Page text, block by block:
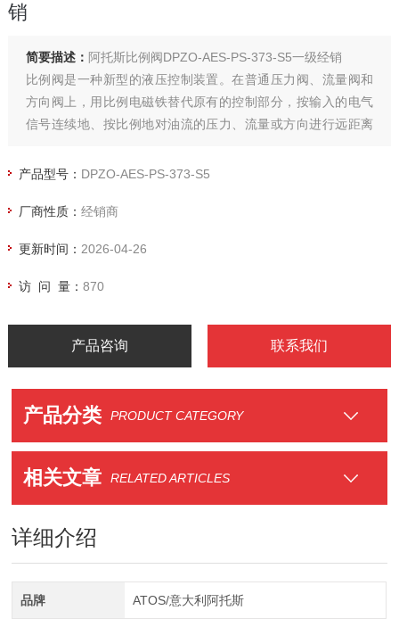
销
简要描述： 阿托斯比例阀DPZO-AES-PS-373-S5一级经销
比例阀是一种新型的液压控制装置。在普通压力阀、流量阀和
方向阀上，用比例电磁铁替代原有的控制部分，按输入的电气
信号连续地、按比例地对油流的压力、流量或方向进行远距离
不受负载变化的影响
产品型号： DPZO-AES-PS-373-S5
厂商性质： 经销商
更新时间： 2026-04-26
访 问 量： 870
产品咨询 联系我们
产品分类 PRODUCT CATEGORY
相关文章 RELATED ARTICLES
详细介绍
品牌 ATOS/意大利阿托斯